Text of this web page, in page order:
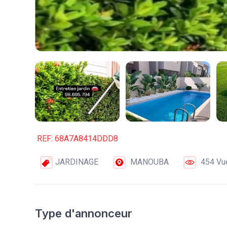
REF: 68A7A8414DDD8
JARDINAGE MANOUBA 454
Type d'annonceur